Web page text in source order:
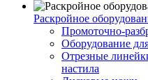
Раскройное
Промоточно-
Оборудование
Отрезные
настила